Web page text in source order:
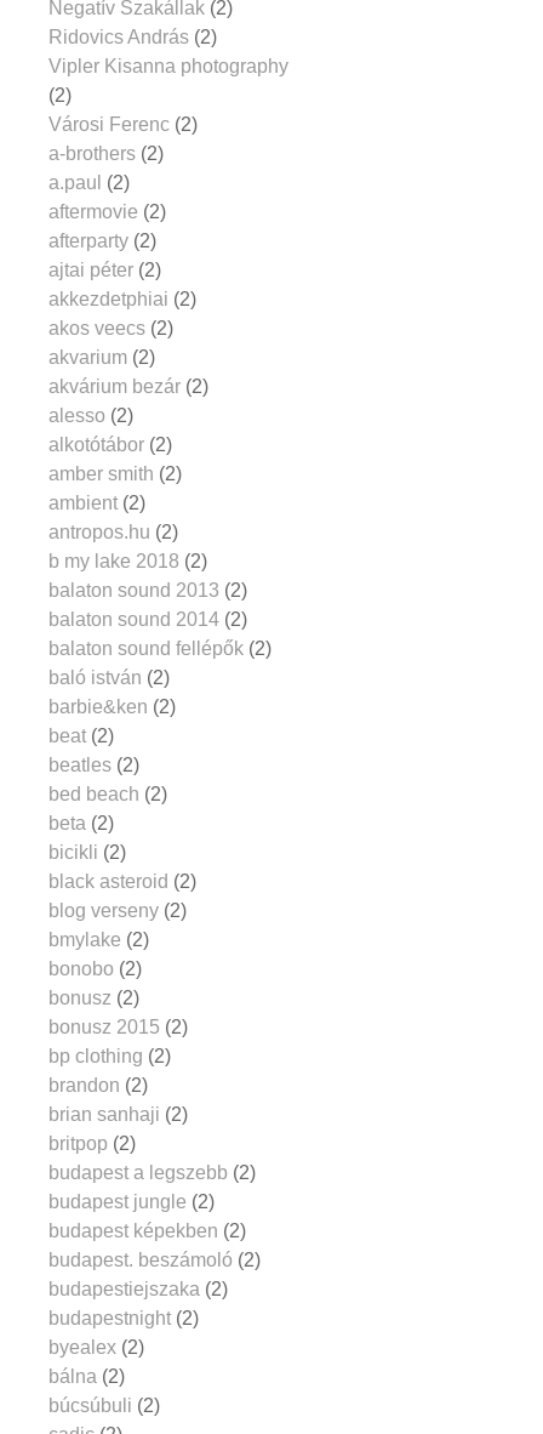
Negatív Szakállak (2)
Ridovics András (2)
Vipler Kisanna photography
(2)
Városi Ferenc (2)
a-brothers (2)
a.paul (2)
aftermovie (2)
afterparty (2)
ajtai péter (2)
akkezdetphiai (2)
akos veecs (2)
akvarium (2)
akvárium bezár (2)
alesso (2)
alkotótábor (2)
amber smith (2)
ambient (2)
antropos.hu (2)
b my lake 2018 (2)
balaton sound 2013 (2)
balaton sound 2014 (2)
balaton sound fellépők (2)
baló istván (2)
barbie&ken (2)
beat (2)
beatles (2)
bed beach (2)
beta (2)
bicikli (2)
black asteroid (2)
blog verseny (2)
bmylake (2)
bonobo (2)
bonusz (2)
bonusz 2015 (2)
bp clothing (2)
brandon (2)
brian sanhaji (2)
britpop (2)
budapest a legszebb (2)
budapest jungle (2)
budapest képekben (2)
budapest. beszámoló (2)
budapestiejszaka (2)
budapestnight (2)
byealex (2)
bálna (2)
búcsúbuli (2)